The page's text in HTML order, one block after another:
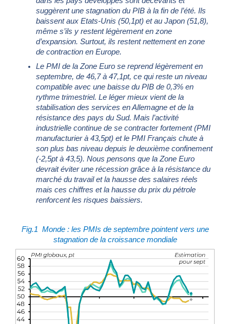
suggèrent une stagnation du PIB à la fin de l’été. Ils
baissent aux Etats-Unis (50,1pt) et au Japon (51,8),
même s’ils y restent légèrement en zone
d’expansion. Surtout, ils restent nettement en zone
de contraction en Europe.
Le PMI de la Zone Euro se reprend légèrement en
septembre, de 46,7 à 47,1pt, ce qui reste un niveau
compatible avec une baisse du PIB de 0,3% en
rythme trimestriel. Le léger mieux vient de la
stabilisation des services en Allemagne et de la
résistance des pays du Sud. Mais l’activité
industrielle continue de se contracter fortement (PMI
manufacturier à 43,5pt) et le PMI Français chute à
son plus bas niveau depuis le deuxième confinement
(-2,5pt à 43,5). Nous pensons que la Zone Euro
devrait éviter une récession grâce à la résistance du
marché du travail et la hausse des salaires réels
mais ces chiffres et la hausse du prix du pétrole
renforcent les risques baissiers.
Fig.1 Monde : les PMIs de septembre pointent vers une
stagnation de la croissance mondiale